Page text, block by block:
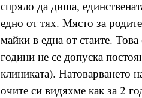
спряло да диша,
едно от тях. Място за
майки в една от стаите.
години не се допуска
клиниката). Натоварването
очите си видяхме как за 2